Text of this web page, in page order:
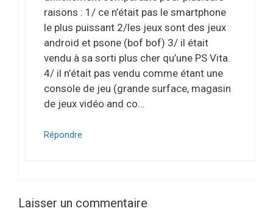
raisons : 1/ ce n’était pas le smartphone
le plus puissant 2/les jeux sont des jeux
android et psone (bof bof) 3/ il était
vendu à sa sorti plus cher qu’une PS Vita.
4/ il n’était pas vendu comme étant une
console de jeu (grande surface, magasin
de jeux vidéo and co…
Répondre
Laisser un commentaire